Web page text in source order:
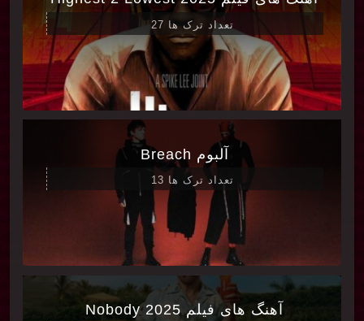
تعداد ترک ها 27
آلبوم Breach
تعداد ترک ها 13
آهنگ های فیلم Nobody 2025